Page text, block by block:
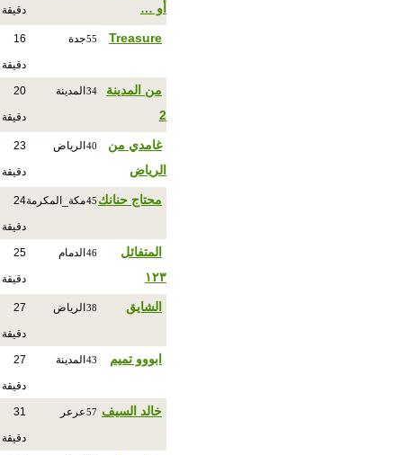
أو …
دقيقة
Treasure
55جدة 16
دقيقة
من المدينة
2
34 المدينة 20
دقيقة
غامدي من
الرياض
40 الرياض 23
دقيقة
محتاج حنانك 45مكة_المكرمة24
دقيقة
المتفائل
١٢٣
46 الدمام 25
دقيقة
الشايق 38 الرياض 27
دقيقة
ابووو تميم 43 المدينة 27
دقيقة
خالد السيف 57عرعر 31
دقيقة